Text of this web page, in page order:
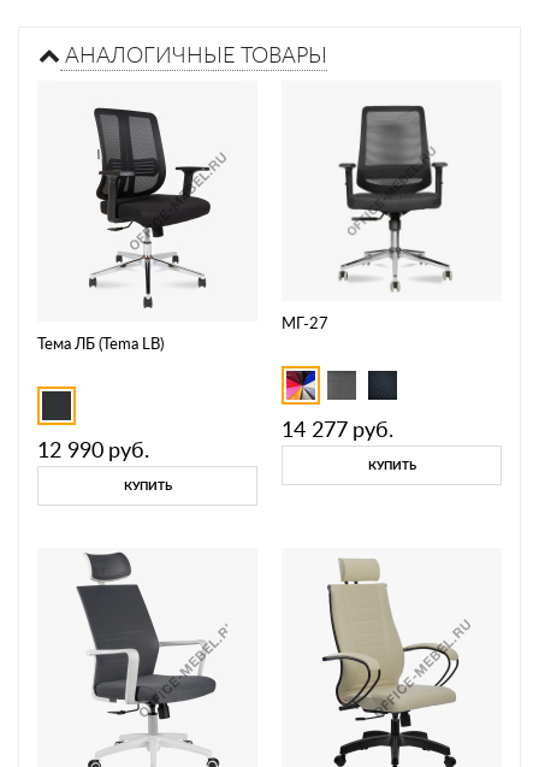
АНАЛОГИЧНЫЕ ТОВАРЫ
Тема ЛБ (Tema LB)
12 990 руб.
КУПИТЬ
МГ-27
14 277 руб.
КУПИТЬ